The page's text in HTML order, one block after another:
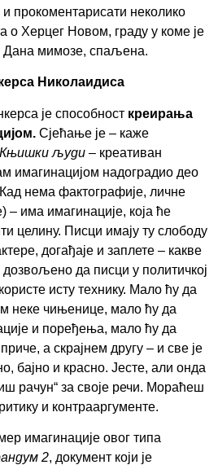
и прокоментарисати неколико
о Херцег Новом, граду у коме је
Дана мимозе, спаљена.
Николаидиса
је способност креирања
Сјећање је – каже
Књишки људи – креативан
имагинацијом надоградио део
нема фактографије, личне
– има имагинације, која ће
целину. Писци имају ту слободу
догађаје и заплете – какве
да писци у политичкој
исту технику. Мало ћу да
неке чињенице, мало ћу да
и поређења, мало ћу да
а скрајнем другу – и све је
бајно и красно. Јесте, али онда
рачун“ за своје речи. Мораћеш
и контрааргументе.
имагинације овог типа
2, документ који је